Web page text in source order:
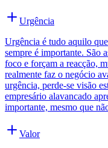
Urgência
Urgência é tudo aquilo
sempre é importante. São
foco e forçam a reacção,
realmente faz o negócio
urgência, perde-se visão
empresário alavancado
importante, mesmo que
Valor